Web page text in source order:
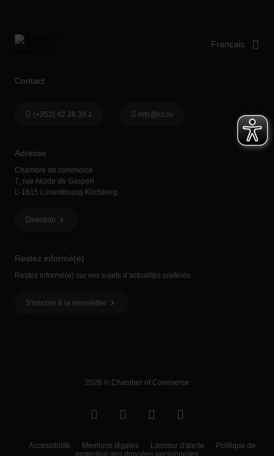
Restez informé(e)
Restez informé(e) sur vos sujets d’actualités préférés.
S'inscrire à la newsletter
Adresse
Chambre de commerce
7, rue Alcide de Gasperi
L-1615 Luxembourg-Kirchberg
Direction
Contact
(+352) 42 39 39 1 info@cc.lu
2026 © Chamber of Commerce
Accessibilité Mentions légales Lanceur d'alerte
Politique de
protection des données personnelles